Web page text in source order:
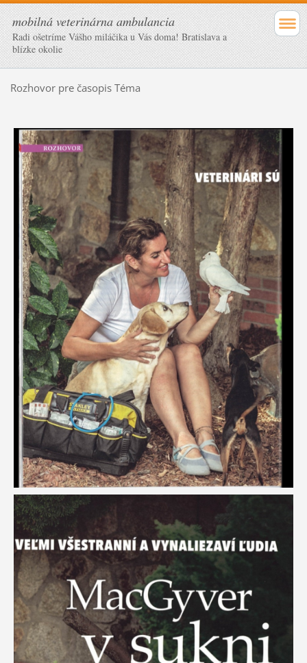
mobilná veterinárna ambulancia
Radi ošetríme Vášho miláčika u Vás doma! Bratislava a
blízke okolie
Rozhovor pre časopis Téma